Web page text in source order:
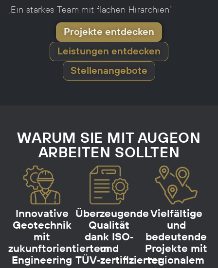
„Ein starkes Team mit flachen Hirarchien“
Projekte entdecken
Leistungen entdecken
Stellenangebote
WARUM SIE MIT AUGEON
ARBEITEN SOLLTEN
Innovative
Geotechnik
mit
zukunftorientiertem
Engineering
Überzeugende
Qualität
dank ISO‑
und
TÜV‑zertifizierter
Vielfältige
und
bedeutende
Projekte mit
regionalem